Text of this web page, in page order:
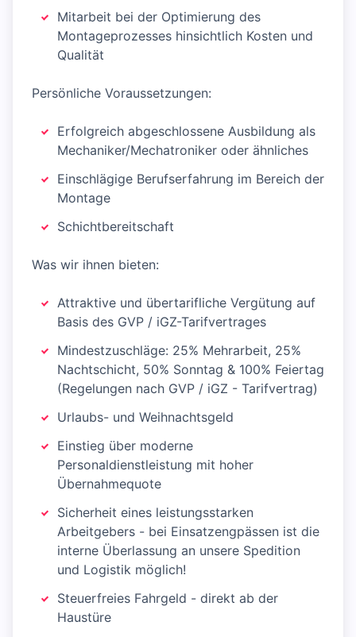
Mitarbeit bei der Optimierung des
Montageprozesses hinsichtlich Kosten und
Qualität
Persönliche Voraussetzungen:
Erfolgreich abgeschlossene Ausbildung als
Mechaniker/Mechatroniker oder ähnliches
Einschlägige Berufserfahrung im Bereich der
Montage
Schichtbereitschaft
Was wir ihnen bieten:
Attraktive und übertarifliche Vergütung auf
Basis des GVP / iGZ-Tarifvertrages
Mindestzuschläge: 25% Mehrarbeit, 25%
Nachtschicht, 50% Sonntag & 100% Feiertag
(Regelungen nach GVP / iGZ - Tarifvertrag)
Urlaubs- und Weihnachtsgeld
Einstieg über moderne
Personaldienstleistung mit hoher
Übernahmequote
Sicherheit eines leistungsstarken
Arbeitgebers - bei Einsatzengpässen ist die
interne Überlassung an unsere Spedition
und Logistik möglich!
Steuerfreies Fahrgeld - direkt ab der
Haustüre